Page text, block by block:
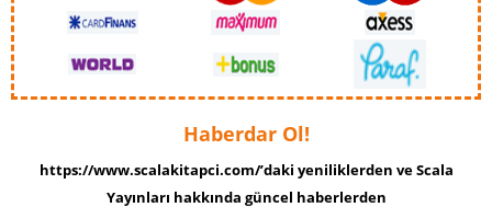
Haberdar Ol!
https://www.scalakitapci.com/’daki yeniliklerden ve Scala
Yayınları hakkında güncel haberlerden